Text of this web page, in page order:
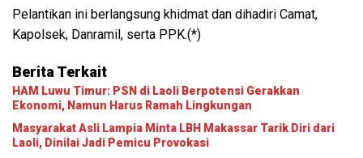
Pelantikan ini berlangsung khidmat dan dihadiri Camat,
Kapolsek, Danramil, serta PPK.(*)
Berita Terkait
HAM Luwu Timur: PSN di Laoli Berpotensi Gerakkan
Ekonomi, Namun Harus Ramah Lingkungan
Masyarakat Asli Lampia Minta LBH Makassar Tarik Diri dari
Laoli, Dinilai Jadi Pemicu Provokasi